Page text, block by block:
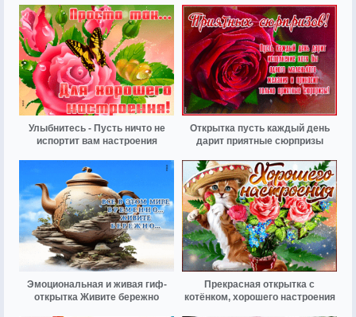
Улыбнитесь - Пусть ничто не
испортит вам настроения
Открытка пусть каждый день
дарит приятные сюрпризы
Эмоциональная и живая гиф-
открытка Живите бережно
Прекрасная открытка с
котёнком, хорошего настроения